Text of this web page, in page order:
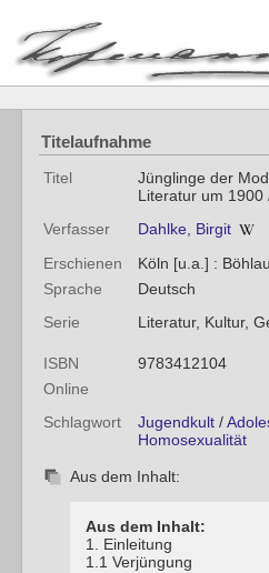
Titelaufnahme
Titel
Jünglinge der
Literatur um 1900
Verfasser
Dahlke, Birgit
Erschienen
Köln [u.a.] :
Sprache
Deutsch
Serie
Literatur, Kultur,
ISBN
9783412104
Online
Schlagwort
Jugendkult/
Homosexualität
Aus dem Inhalt:
Aus dem Inhalt:
1. Einleitung
1.1 Verjüngung